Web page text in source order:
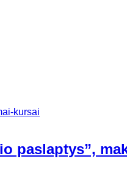
kursai
paslaptys”,